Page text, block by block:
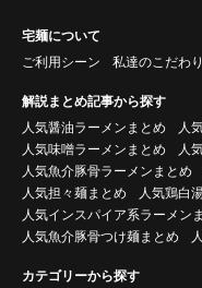
宅麺について
ご利用シーン
私達のこだわり
解説まとめ記事から探す
人気醤油ラーメンまとめ
人
人気味噌ラーメンまとめ
人
人気魚介豚骨ラーメンまとめ
人気担々麺まとめ
人気鶏白
人気インスパイア系ラーメン
人気魚介豚骨つけ麺まとめ
カテゴリーから探す